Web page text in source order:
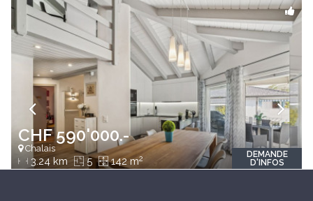
CHF 590'000.-
Chalais
3.24 km 5 142 m2
DEMANDE
D'INFOS